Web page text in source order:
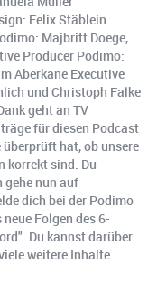
Felix Stäblein
Majbritt Doege,
Producer Podimo:
Aberkane Executive
und Christoph Falke
geht an TV
für diesen Podcast
hat, ob unsere
korrekt sind. Du
gehe nun auf
dich bei der Podimo
Folgen des 6-
Du kannst darüber
weitere Inhalte